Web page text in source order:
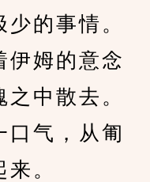
的事情。
姆的意念
中散去。
气，从匍
。